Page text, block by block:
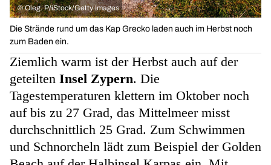
© Oleg. P/iStock/Getty Images
Die Strände rund um das Kap Grecko laden auch im Herbst noch
zum Baden ein.
Ziemlich warm ist der Herbst auch auf der
geteilten Insel Zypern. Die
Tagestemperaturen klettern im Oktober noch
auf bis zu 27 Grad, das Mittelmeer misst
durchschnittlich 25 Grad. Zum Schwimmen
und Schnorcheln lädt zum Beispiel der Golden